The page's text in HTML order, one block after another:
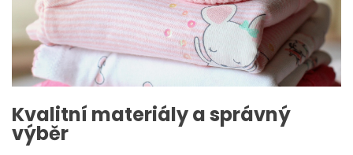
Kvalitní materiály a správný
výběr